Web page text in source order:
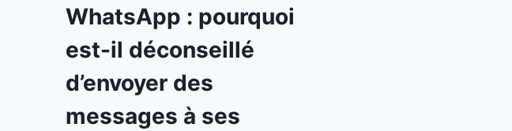
A
LA
|
WhatsApp : pourquoi
est-il déconseillé
d’envoyer des
messages à ses